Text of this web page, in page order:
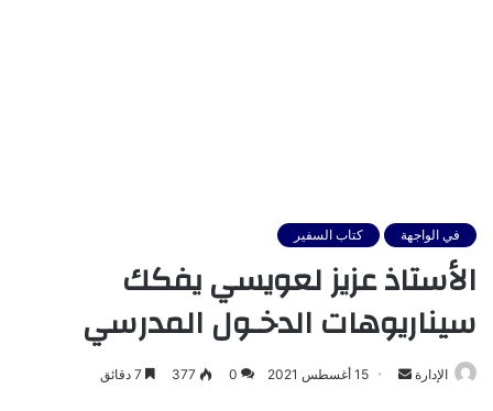
في الواجهة كتاب السفير
الأستاذ عزيز لعويسي يفكك
سيناريوهات الدخـول المدرسي
الإدارة
أرسل 15 أغسطس 2021 0
377